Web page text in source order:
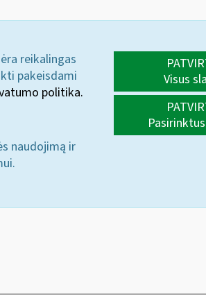
reikalingas
pakeisdami
politika.
naudojimą ir
Visus